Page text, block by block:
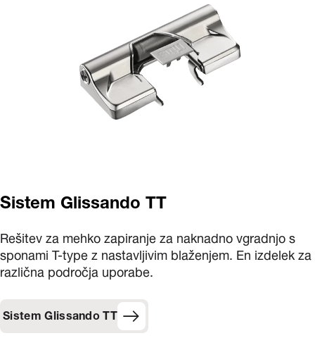
Sistem Glissando TT
Rešitev za mehko zapiranje za naknadno vgradnjo s
sponami T-type z nastavljivim blaženjem. En izdelek za
različna področja uporabe.
Sistem Glissando TT